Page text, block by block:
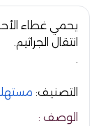
يحمي غطاء
انتقال الجراثيم.
التصنيف:
الوصف :